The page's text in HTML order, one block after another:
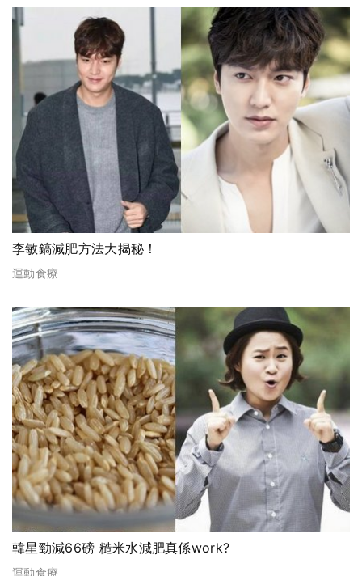
李敏鎬減肥方法大揭秘！
運動食療
韓星勁減66磅 糙米水減肥真係work?
運動食療